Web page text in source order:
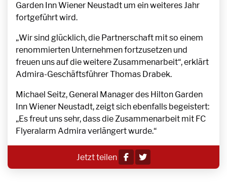
Garden Inn Wiener Neustadt um ein weiteres Jahr
fortgeführt wird.
„Wir sind glücklich, die Partnerschaft mit so einem
renommierten Unternehmen fortzusetzen und
freuen uns auf die weitere Zusammenarbeit“, erklärt
Admira-Geschäftsführer Thomas Drabek.
Michael Seitz, General Manager des Hilton Garden
Inn Wiener Neustadt, zeigt sich ebenfalls begeistert:
„Es freut uns sehr, dass die Zusammenarbeit mit FC
Flyeralarm Admira verlängert wurde.“
Jetzt teilen